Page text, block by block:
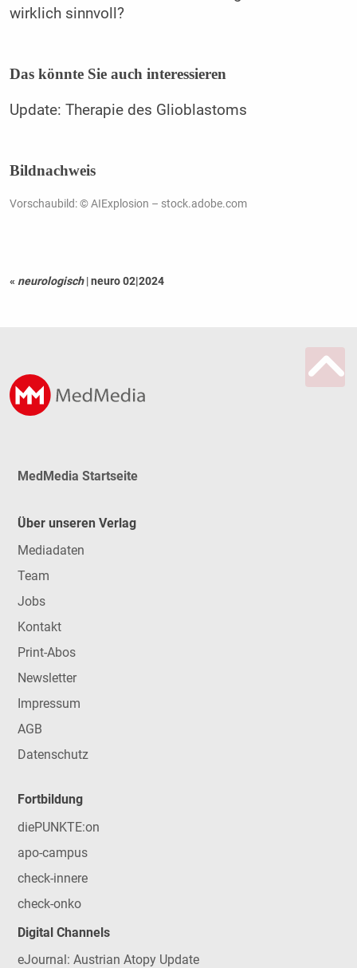
wirklich sinnvoll?
Das könnte Sie auch interessieren
Update: Therapie des Glioblastoms
Bildnachweis
Vorschaubild: © AIExplosion – stock.adobe.com
« neurologisch |neuro 02|2024
MedMedia Startseite
Über unseren Verlag
Mediadaten
Team
Jobs
Kontakt
Print-Abos
Newsletter
Impressum
AGB
Datenschutz
Fortbildung
diePUNKTE:on
apo-campus
check-innere
check-onko
Digital Channels
eJournal: Austrian Atopy Update